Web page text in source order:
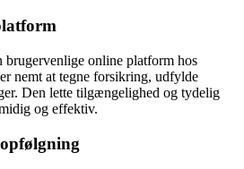
online platform hos
nemt at tegne forsikring, udfylde
Den lette tilgængelighed og tydelig
og effektiv.